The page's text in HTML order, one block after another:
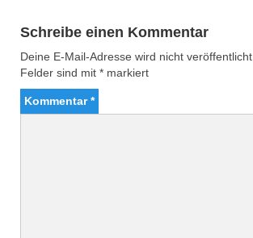
Schreibe einen Kommentar
Deine E-Mail-Adresse wird nicht veröffentlicht.
Felder sind mit * markiert
Kommentar*